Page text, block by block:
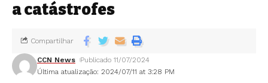
a catástrofes
Última atualização: 2024/07/11 at 3:28 PM
CCN News Publicado 11/07/2024
Compartilhar